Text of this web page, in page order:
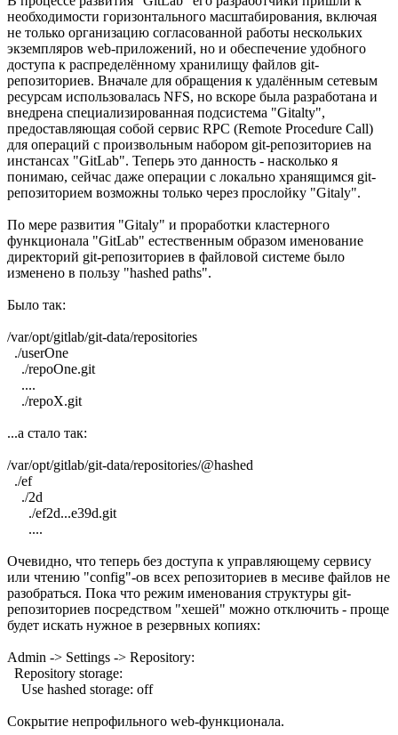
необходимости горизонтального масштабирования, включая
не только организацию согласованной работы нескольких
экземпляров web-приложений, но и обеспечение удобного
доступа к распределённому хранилищу файлов git-
репозиториев. Вначале для обращения к удалённым сетевым
ресурсам использовалась NFS, но вскоре была разработана и
внедрена специализированная подсистема "Gitalty",
предоставляющая собой сервис RPC (Remote Procedure Call)
для операций с произвольным набором git-репозиториев на
инстансах "GitLab". Теперь это данность - насколько я
понимаю, сейчас даже операции с локально хранящимся git-
репозиторием возможны только через прослойку "Gitaly".
По мере развития "Gitaly" и проработки кластерного
функционала "GitLab" естественным образом именование
директорий git-репозиториев в файловой системе было
изменено в пользу "hashed paths".
Было так:
/var/opt/gitlab/git-data/repositories
./userOne
./repoOne.git
....
./repoX.git
...а стало так:
/var/opt/gitlab/git-data/repositories/@hashed
./ef
./2d
./ef2d...e39d.git
....
Очевидно, что теперь без доступа к управляющему сервису
или чтению "config"-ов всех репозиториев в месиве файлов не
разобраться. Пока что режим именования структуры git-
репозиториев посредством "хешей" можно отключить - проще
будет искать нужное в резервных копиях:
Admin -> Settings -> Repository:
Repository storage:
Use hashed storage: off
Сокрытие непрофильного web-функционала.